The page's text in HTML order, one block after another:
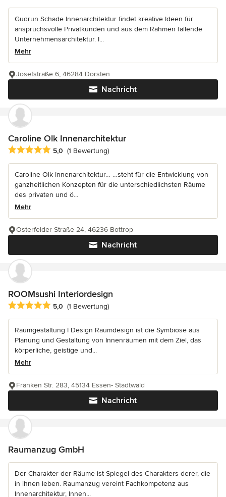
Gudrun Schade Innenarchitektur findet kreative Ideen für
anspruchsvolle Privatkunden und aus dem Rahmen fallende
Unternehmensarchitektur. I...
Mehr
Nachricht
Josefstraße 6, 46284 Dorsten
Caroline Olk Innenarchitektur
Durchschnittliche Bewertung: 5 von 5 Sternen
5,0 (1 Bewertung)
Caroline Olk Innenarchitektur… …steht für die Entwicklung von
ganzheitlichen Konzepten für die unterschiedlichsten Räume
des privaten und ö...
Mehr
Nachricht
Osterfelder Straße 24, 46236 Bottrop
ROOMsushi Interiordesign
Durchschnittliche Bewertung: 5 von 5 Sternen
5,0 (1 Bewertung)
Raumgestaltung I Design Raumdesign ist die Symbiose aus
Planung und Gestaltung von Innenräumen mit dem Ziel, das
körperliche, geistige und...
Mehr
Nachricht
Franken Str. 283, 45134 Essen- Stadtwald
Raumanzug GmbH
Der Charakter der Räume ist Spiegel des Charakters derer, die
in ihnen leben. Raumanzug vereint Fachkompetenz aus
Innenarchitektur, Innen...